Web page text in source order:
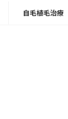
自毛植毛治療